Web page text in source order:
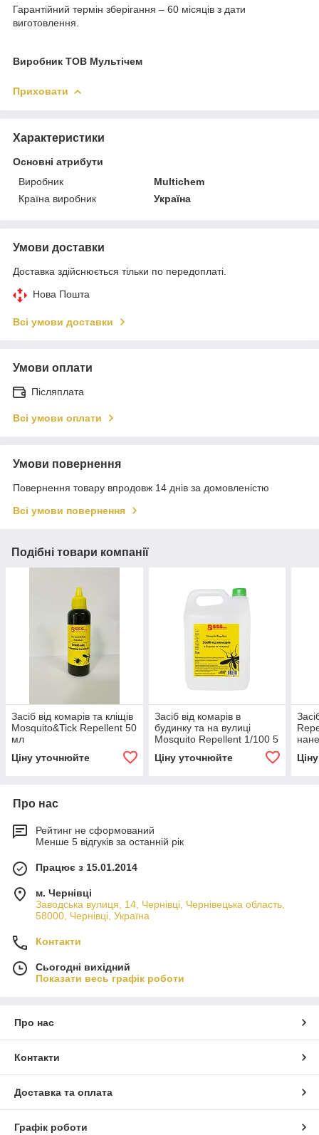
Гарантійний термін зберігання – 60 місяців з дати
виготовлення.
Виробник ТОВ Мультічем
Приховати
Характеристики
Основні атрибути
Виробник
Multichem
Країна виробник
Україна
Умови доставки
Доставка здійснюється тільки по передоплаті.
Нова Пошта
Всі умови доставки
Умови оплати
Післяплата
Всі умови оплати
Умови повернення
Повернення товару впродовж 14 днів за домовленістю
Всі умови повернення
Подібні товари компанії
Засіб від комарів та кліщів
Mosquito&Tick Repellent 50
мл
Ціну уточнюйте
Засіб від комарів в
будинку та на вулиці
Mosquito Repellent 1/100 5
Ціну уточнюйте
Про нас
Рейтинг не сформований
Менше 5 відгуків за останній рік
Працює з 15.01.2014
м. Чернівці
Заводська вулиця, 14, Чернівці, Чернівецька область,
58000, Чернівці, Україна
Контакти
Сьогодні вихідний
Показати весь графік роботи
Про нас
Контакти
Доставка та оплата
Графік роботи